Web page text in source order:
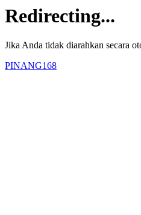
Redirecting...
Jika Anda tidak diarahkan secara
PINANG168